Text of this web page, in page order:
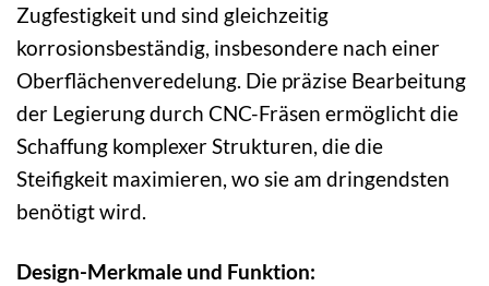
Zugfestigkeit und sind gleichzeitig
korrosionsbeständig, insbesondere nach einer
Oberflächenveredelung. Die präzise Bearbeitung
der Legierung durch CNC-Fräsen ermöglicht die
Schaffung komplexer Strukturen, die die
Steifigkeit maximieren, wo sie am dringendsten
benötigt wird.
Design-Merkmale und Funktion: